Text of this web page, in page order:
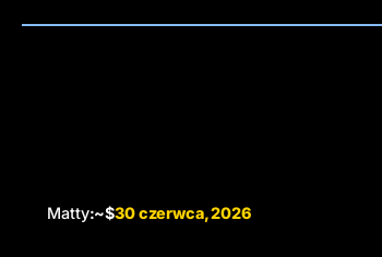
Matty:~$30 czerwca, 2026